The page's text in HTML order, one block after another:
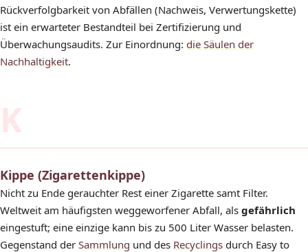
Rückverfolgbarkeit von Abfällen (Nachweis, Verwertungskette)
ist ein erwarteter Bestandteil bei Zertifizierung und
Überwachungsaudits. Zur Einordnung: die Säulen der
Nachhaltigkeit.
K
Kippe (Zigarettenkippe)
Nicht zu Ende gerauchter Rest einer Zigarette samt Filter.
Weltweit am häufigsten weggeworfener Abfall, als gefährlich
eingestuft; eine einzige kann bis zu 500 Liter Wasser belasten.
Gegenstand der Sammlung und des Recyclings durch Easy to